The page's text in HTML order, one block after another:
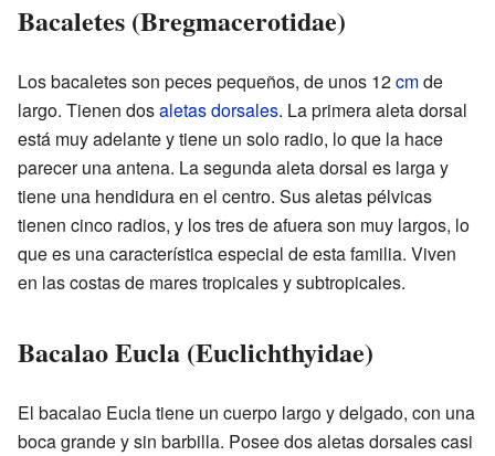
Bacaletes (Bregmacerotidae)
Los bacaletes son peces pequeños, de unos 12cmde
largo. Tienen dosaletas dorsales. La primera aleta dorsal
está muy adelante y tiene un solo radio, lo que la hace
parecer una antena. La segunda aleta dorsal es larga y
tiene una hendidura en el centro. Sus aletas pélvicas
tienen cinco radios, y los tres de afuera son muy largos, lo
que es una característica especial de esta familia. Viven
en las costas de mares tropicales y subtropicales.
Bacalao Eucla (Euclichthyidae)
El bacalao Eucla tiene un cuerpo largo y delgado, con una
boca grande y sin barbilla. Posee dos aletas dorsales casi